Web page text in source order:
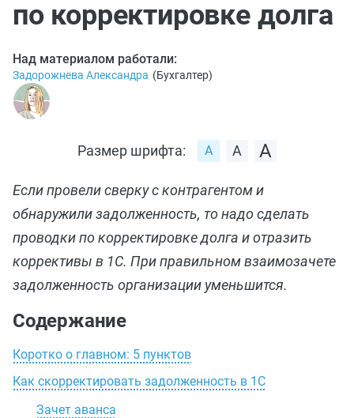
по корректировке долга
Над материалом работали:
Задорожнева Александра (Бухгалтер)
Размер шрифта:
Если провели сверку с контрагентом и
обнаружили задолженность, то надо сделать
проводки по корректировке долга и отразить
коррективы в 1С. При правильном взаимозачете
задолженность организации уменьшится.
Содержание
Коротко о главном: 5 пунктов
Как скорректировать задолженность в 1С
Зачет аванса